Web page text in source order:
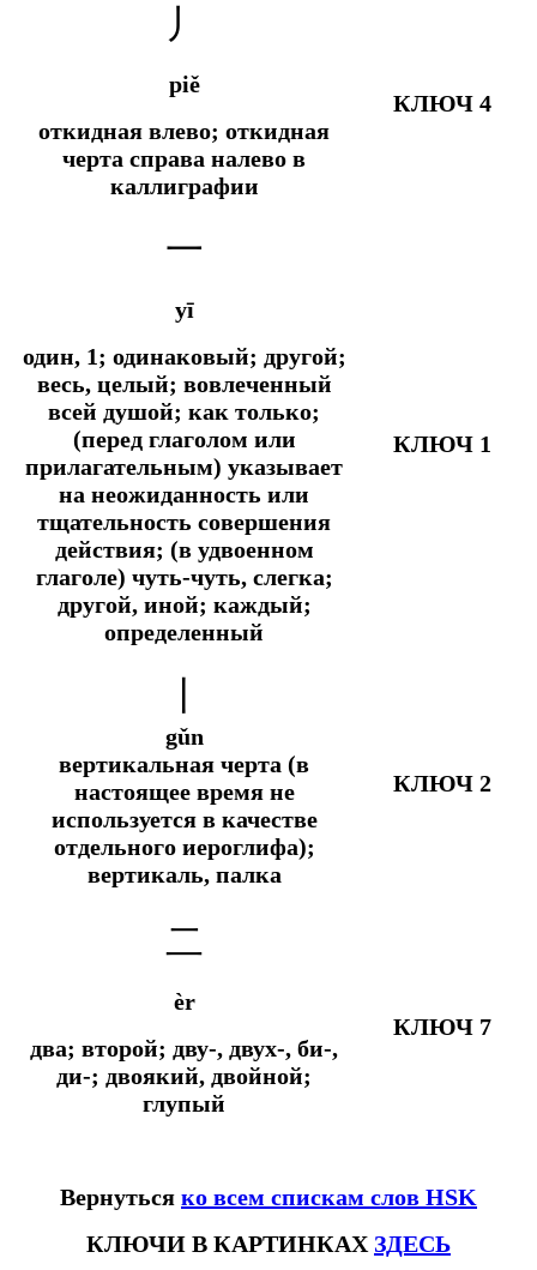
丿
piě
откидная влево; откидная
черта справа налево в
каллиграфии
КЛЮЧ 4
一
yī
один, 1; одинаковый; другой;
весь, целый; вовлеченный
всей душой; как только;
(перед глаголом или
прилагательным) указывает
на неожиданность или
тщательность совершения
действия; (в удвоенном
глаголе) чуть-чуть, слегка;
другой, иной; каждый;
определенный
КЛЮЧ 1
gǔn
вертикальная черта (в
настоящее время не
используется в качестве
отдельного иероглифа);
вертикаль, палка
КЛЮЧ 2
二
èr
два; второй; дву-, двух-, би-,
ди-; двоякий, двойной;
глупый
КЛЮЧ 7
Вернуться ко всем спискам слов HSK
КЛЮЧИ В КАРТИНКАХ ЗДЕСЬ